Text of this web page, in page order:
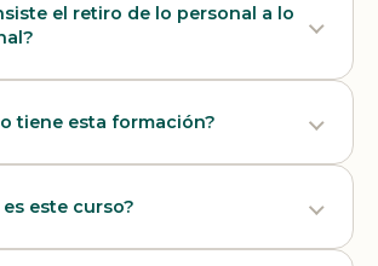
el retiro de lo personal a lo
tiene esta formación?
este curso?